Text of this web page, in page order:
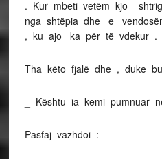
. Kur mbeti vetëm kjo
nga shtëpia dhe e
, ku ajo ka për të vdekur .
Tha këto fjalë dhe , duke
_ Kështu ia kemi pumnuar
Pasfaj vazhdoi :